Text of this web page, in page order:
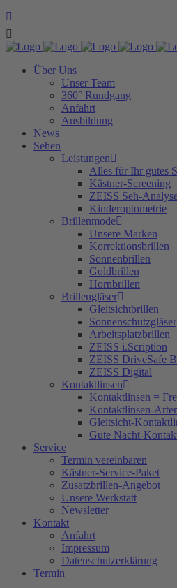
Über Uns
Unser Team
360° Rundgang
Anfahrt
Ausbildung
News
Sehen
Leistungen
Alles für Ihr gutes
Kästner-Screening
ZEISS Seh-
Kinderoptometrie
Brillenmode
Unsere Marken
Korrektionsbrillen
Sonnenbrillen
Goldbrillen
Hornbrillen
Brillengläser
Gleitsichtbrillen
Sonnenschutzgläser
Arbeitsplatzbrillen
ZEISS i.Scription
ZEISS DriveSafe
ZEISS Digital
Kontaktlinsen
Kontaktlinsen =
Kontaktlinsen-
Gleitsicht-
Gute Nacht-
Service
Termin vereinbaren
Kästner-Service-Paket
Zusatzbrillen-Angebot
Unsere Werkstatt
Newsletter
Kontakt
Anfahrt
Impressum
Datenschutzerklärung
Termin